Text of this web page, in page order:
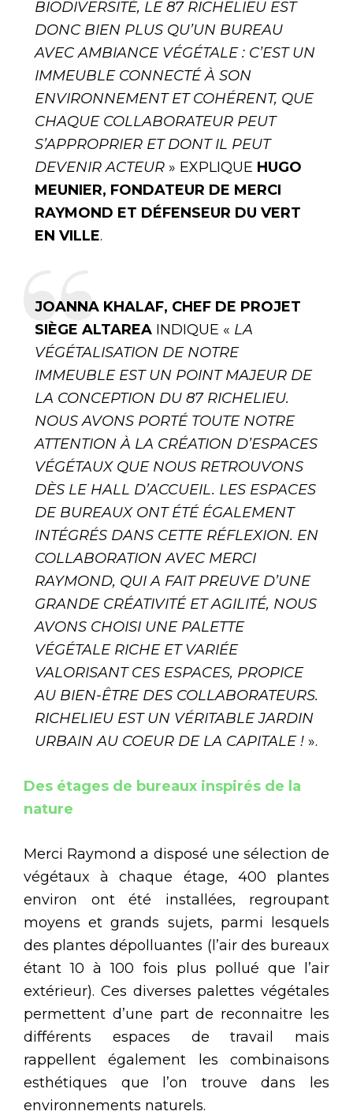
BIODIVERSITÉ, LE 87 RICHELIEU EST
DONC BIEN PLUS QU’UN BUREAU
AVEC AMBIANCE VÉGÉTALE : C’EST UN
IMMEUBLE CONNECTÉ À SON
ENVIRONNEMENT ET COHÉRENT, QUE
CHAQUE COLLABORATEUR PEUT
S’APPROPRIER ET DONT IL PEUT
DEVENIR ACTEUR » EXPLIQUE HUGO
MEUNIER, FONDATEUR DE MERCI
RAYMOND ET DÉFENSEUR DU VERT
EN VILLE.
JOANNA KHALAF, CHEF DE PROJET
SIÈGE ALTAREA INDIQUE « LA
VÉGÉTALISATION DE NOTRE
IMMEUBLE EST UN POINT MAJEUR DE
LA CONCEPTION DU 87 RICHELIEU.
NOUS AVONS PORTÉ TOUTE NOTRE
ATTENTION À LA CRÉATION D’ESPACES
VÉGÉTAUX QUE NOUS RETROUVONS
DÈS LE HALL D’ACCUEIL. LES ESPACES
DE BUREAUX ONT ÉTÉ ÉGALEMENT
INTÉGRÉS DANS CETTE RÉFLEXION. EN
COLLABORATION AVEC MERCI
RAYMOND, QUI A FAIT PREUVE D’UNE
GRANDE CRÉATIVITÉ ET AGILITÉ, NOUS
AVONS CHOISI UNE PALETTE
VÉGÉTALE RICHE ET VARIÉE
VALORISANT CES ESPACES, PROPICE
AU BIEN-ÊTRE DES COLLABORATEURS.
RICHELIEU EST UN VÉRITABLE JARDIN
URBAIN AU COEUR DE LA CAPITALE ! ».
Des étages de bureaux inspirés de la
nature
Merci Raymond a disposé une sélection de
végétaux à chaque étage, 400 plantes
environ ont été installées, regroupant
moyens et grands sujets, parmi lesquels
des plantes dépolluantes (l’air des bureaux
étant 10 à 100 fois plus pollué que l’air
extérieur). Ces diverses palettes végétales
permettent d’une part de reconnaitre les
différents espaces de travail mais
rappellent également les combinaisons
esthétiques que l’on trouve dans les
environnements naturels.